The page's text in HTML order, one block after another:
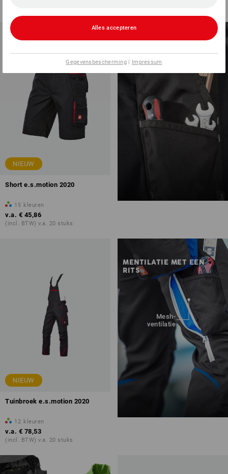
NIEUW
Short e.s.motion 2020
15 kleuren
v.a. € 45,86
(incl. BTW) v.a. 20 stuks
SLIMME ZAKKEN VOOR
OPBERGRUIMTE
NIEUW
Tuinbroek e.s.motion 2020
12 kleuren
v.a. € 78,53
(incl. BTW) v.a. 20 stuks
Mesh-
ventilatie
MENTILATIE MET EEN
RITS
Alles accepteren
Gegevensbescherming | Impressum